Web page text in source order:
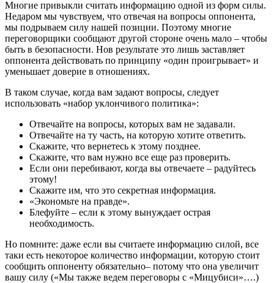
Многие привыкли считать информацию одной из форм силы.
Недаром мы чувствуем, что отвечая на вопросы оппонента,
мы подрываем силу нашей позиции. Поэтому многие
переговорщики сообщают другой стороне очень мало – чтобы
быть в безопасности. Нов результате это лишь заставляет
оппонента действовать по принципу «один проигрывает» и
уменьшает доверие в отношениях.
В таком случае, когда вам задают вопросы, следует
использовать «набор уклончивого политика»:
Отвечайте на вопросы, которых вам не задавали.
Отвечайте на ту часть, на которую хотите ответить.
Скажите, что вернетесь к этому позднее.
Скажите, что вам нужно все еще раз проверить.
Если они перебивают, когда вы отвечаете – радуйтесь
этому!
Скажите им, что это секретная информация.
«Экономьте на правде».
Блефуйте – если к этому вынуждает острая
необходимость.
Но помните: даже если вы считаете информацию силой, все
таки есть некоторое количество информации, которую стоит
сообщить оппоненту обязательно– потому что она увеличит
вашу силу («Мы также ведем переговоры с «Мицубиси»….)